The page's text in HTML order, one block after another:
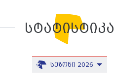
სტატისტიკა
სეზონი 2026